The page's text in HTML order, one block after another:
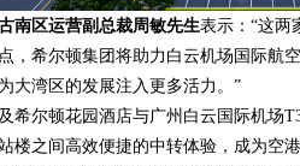
南区运营副 总裁周敏先生表示：“这两
，希尔顿集团将助力白云机场国际航
大湾区的发展注入更多活力。”
希尔顿花园酒店与广州白云国际机场
楼之间高效便捷的中转体验，成为空